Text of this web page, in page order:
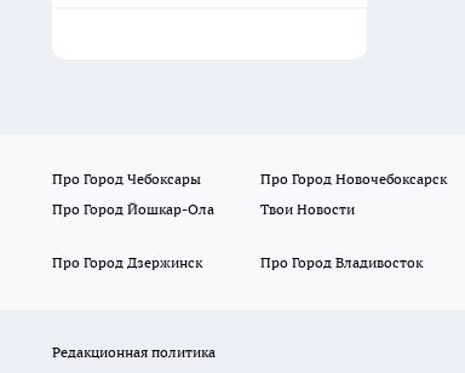
Про Город Чебоксары Про Город Новочебоксарск
Про Город Йошкар-Ола
Твои Новости
Про Город Дзержинск
Про Город Владивосток
Редакционная политика